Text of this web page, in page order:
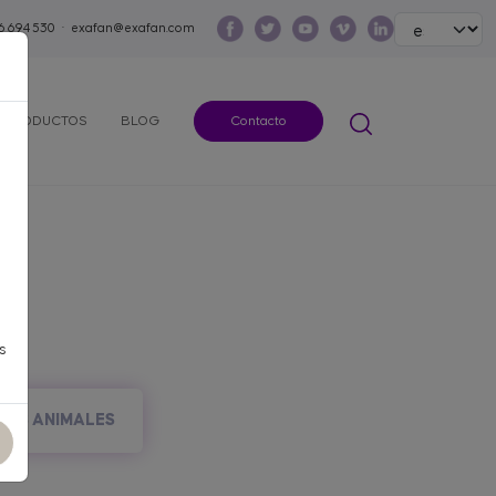
694 530 · exafan@exafan.com
PRODUCTOS BLOG Contacto
ANIMALES